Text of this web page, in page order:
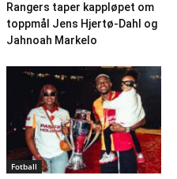
Rangers taper kappløpet om
toppmål Jens Hjertø-Dahl og
Jahnoah Markelo
Fotball